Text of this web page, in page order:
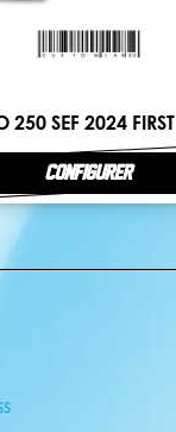
SEF 2024 FIRST
CONFIGURER